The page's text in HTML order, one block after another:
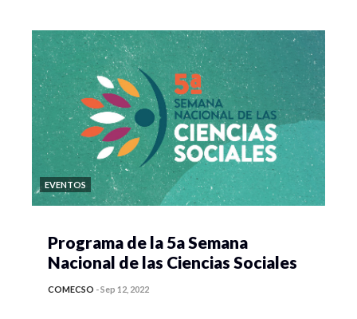
EVENTOS
Programa de la 5a Semana
Nacional de las Ciencias Sociales
COMECSO -Sep 12, 2022